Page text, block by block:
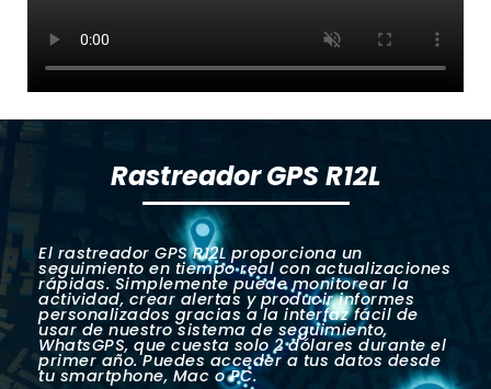
Rastreador GPS R12L
El rastreador GPS R12L proporciona un
seguimiento en tiempo real con actualizaciones
rápidas. Simplemente puede monitorear la
actividad, crear alertas y producir informes
personalizados gracias a la interfaz fácil de
usar de nuestro sistema de seguimiento,
WhatsGPS, que cuesta solo 2 dólares durante el
primer año. Puedes acceder a tus datos desde
tu smartphone, Mac o PC.